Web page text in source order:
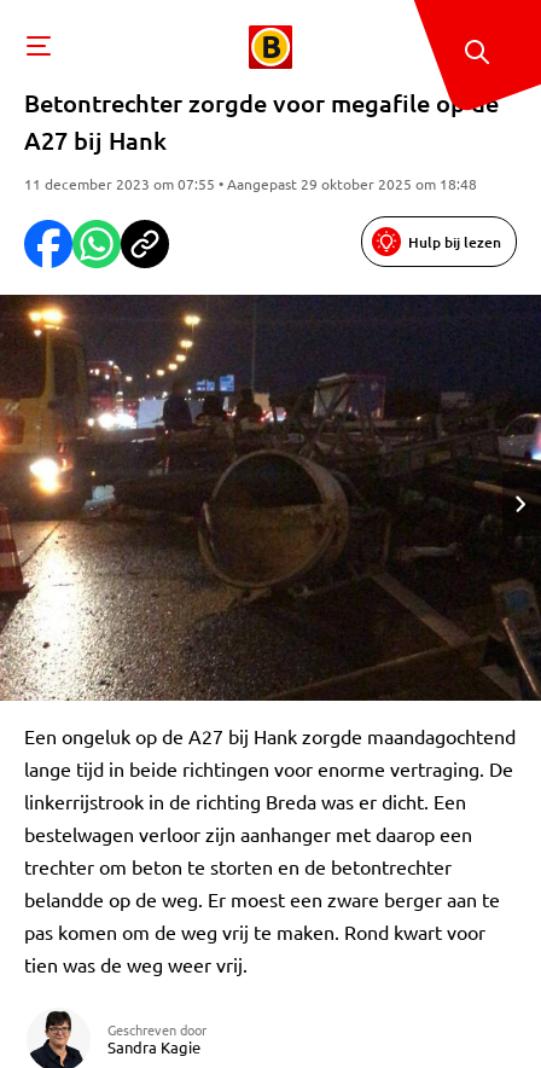
Betontrechter zorgde voor megafile op de
A27 bij Hank
11 december 2023 om 07:55 • Aangepast 29 oktober 2025 om 18:48
Hulp bij lezen
Een ongeluk op de A27 bij Hank zorgde maandagochtend
lange tijd in beide richtingen voor enorme vertraging. De
linkerrijstrook in de richting Breda was er dicht. Een
bestelwagen verloor zijn aanhanger met daarop een
trechter om beton te storten en de betontrechter
belandde op de weg. Er moest een zware berger aan te
pas komen om de weg vrij te maken. Rond kwart voor
tien was de weg weer vrij.
Geschreven door
Sandra Kagie